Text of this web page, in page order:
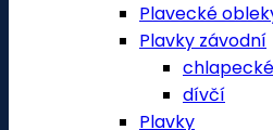
Plavecké
Plavky závodní
chlapecké
dívčí
Plavky